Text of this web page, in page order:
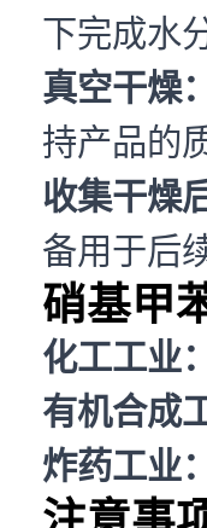
下完成水
真空干燥：
持产品的
收集干燥
备用于后
硝基甲
化工工业：
有机合成
炸药工业：